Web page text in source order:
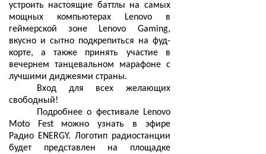
устроить настоящие баттлы на самых
мощных компьютерах Lenovo в
геймерской зоне Lenovo Gaming,
вкусно и сытно подкрепиться на фуд-
корте, а также принять участие в
вечернем танцевальном марафоне с
лучшими диджеями страны.
Вход для всех желающих
свободный!
Подробнее о фестивале Lenovo
Moto Fest можно узнать в эфире
Радио ENERGY. Логотип радиостанции
будет представлен на площадке